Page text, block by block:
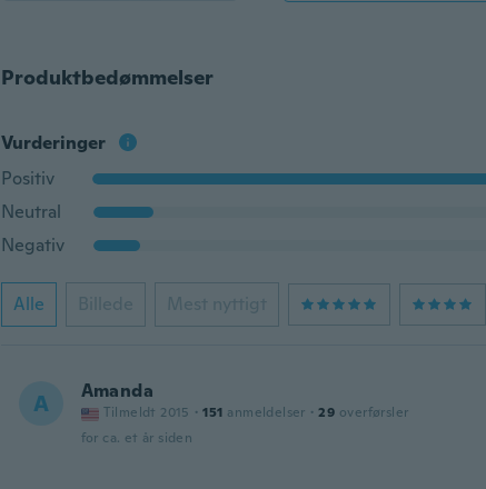
Produktbedømmelser
Vurderinger
Positiv
Neutral
Negativ
Alle Billede Mest nyttigt
A Amanda
Tilmeldt 2015 · 151 anmeldelser · 29 overførsler
for ca. et år siden